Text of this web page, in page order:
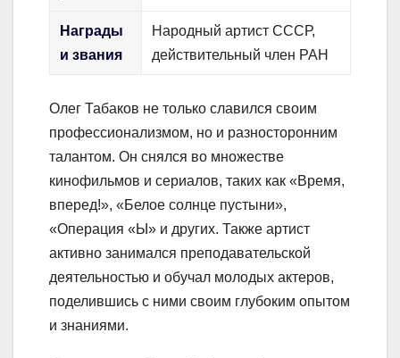
Награды
и звания
Народный артист СССР,
действительный член РАН
Олег Табаков не только славился своим
профессионализмом, но и разносторонним
талантом. Он снялся во множестве
кинофильмов и сериалов, таких как «Время,
вперед!», «Белое солнце пустыни»,
«Операция «Ы» и других. Также артист
активно занимался преподавательской
деятельностью и обучал молодых актеров,
поделившись с ними своим глубоким опытом
и знаниями.